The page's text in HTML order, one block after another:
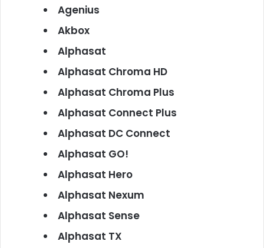
Agenius
Akbox
Alphasat
Alphasat Chroma HD
Alphasat Chroma Plus
Alphasat Connect Plus
Alphasat DC Connect
Alphasat GO!
Alphasat Hero
Alphasat Nexum
Alphasat Sense
Alphasat TX